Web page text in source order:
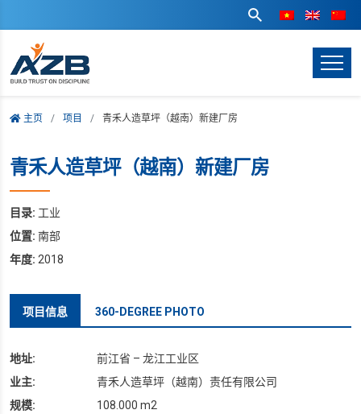
主页 项目 青禾人造草坪（越南）新建厂房
青禾人造草坪（越南）新建厂房
目录: 工业
位置: 南部
年度: 2018
项目信息 360-DEGREE PHOTO
地址:
前江省 – 龙江工业区
业主:
青禾人造草坪（越南）责任有限公司
规模:
108.000 m2